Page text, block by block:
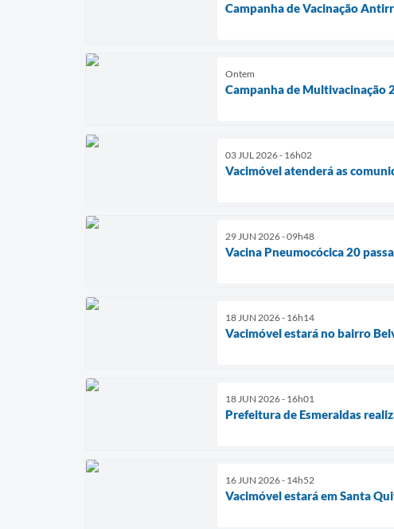
Campanha de Vacinação
Ontem
Campanha de Multivacinação
03 JUL 2026 - 16h02
Vacimóvel atenderá as
29 JUN 2026 - 09h48
Vacina Pneumocócica 20
18 JUN 2026 - 16h14
Vacimóvel estará no bairro
18 JUN 2026 - 16h01
Prefeitura de Esmeraldas
16 JUN 2026 - 14h52
Vacimóvel estará em Santa